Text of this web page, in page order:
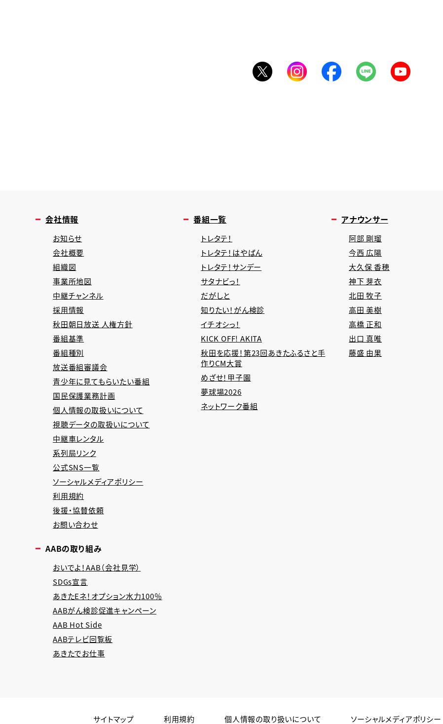
会社情報
お知らせ
会社概要
組織図
事業所地図
中継チャンネル
採用情報
秋田朝日放送 人権方針
番組基準
番組種別
放送番組審議会
青少年に見てもらいたい番組
国民保護業務計画
個人情報の取扱いについて
視聴データの取扱いについて
中継車レンタル
系列局リンク
公式SNS一覧
ソーシャルメディアポリシー
利用規約
後援・協賛依頼
お問い合わせ
番組一覧
トレタテ！
トレタテ！はやばん
トレタテ！サンデー
サタナビっ！
だがしと
知りたい！がん検診
イチオシっ！
KICK OFF! AKITA
秋田を応援！第23回あきたふるさと手
作りCM大賞
めざせ！甲子園
夢球場2026
ネットワーク番組
アナウンサー
阿部 剛瑠
今西 広陽
大久保 香穂
神下 芽衣
北田 牧子
高田 美樹
高橋 正和
出口 真唯
藤盛 由果
AABの取り組み
おいでよ！AAB（会社見学）
SDGs宣言
あきたEネ！オプション水力100％
AABがん検診促進キャンペーン
AAB Hot Side
AABテレビ回覧板
あきたでお仕事
サイトマップ 利用規約 個人情報の取り扱いについて ソーシャルメディアポリシー